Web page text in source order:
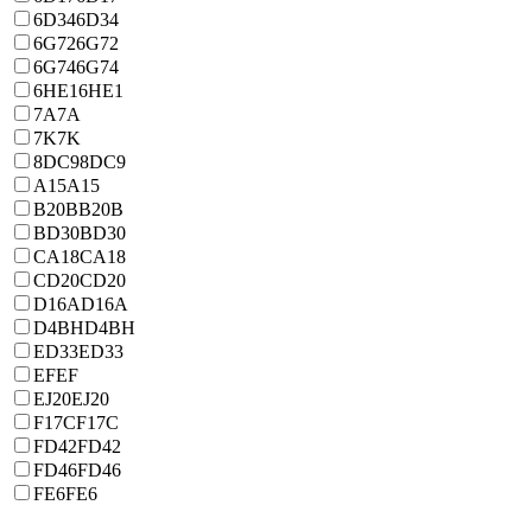
6D346D34
6G726G72
6G746G74
6HE16HE1
7A7A
7K7K
8DC98DC9
A15A15
B20BB20B
BD30BD30
CA18CA18
CD20CD20
D16AD16A
D4BHD4BH
ED33ED33
EFEF
EJ20EJ20
F17CF17C
FD42FD42
FD46FD46
FE6FE6